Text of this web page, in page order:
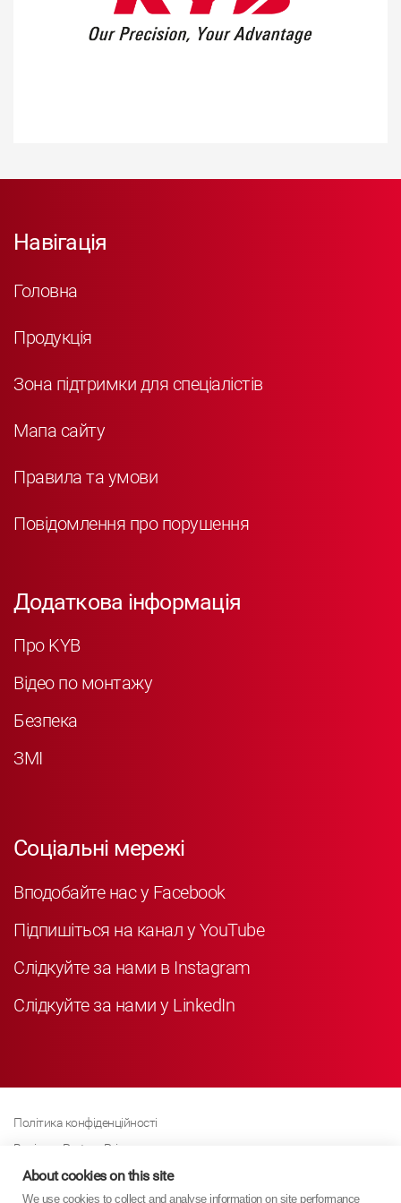
Навігація
Головна
Продукція
Зона підтримки для спеціалістів
Мапа сайту
Правила та умови
Повідомлення про порушення
Додаткова інформація
Про KYB
Відео по монтажу
Безпека
ЗМІ
Соціальні мережі
Вподобайте нас у Facebook
Підпишіться на канал у YouTube
Слідкуйте за нами в Instagram
Слідкуйте за нами у LinkedIn
Політика конфіденційності
Business Partner Privacy
Політика щодо файлів cookie
Сучасна політика Закону про рабство
About cookies on this site
We use cookies to collect and analyse information on site performance